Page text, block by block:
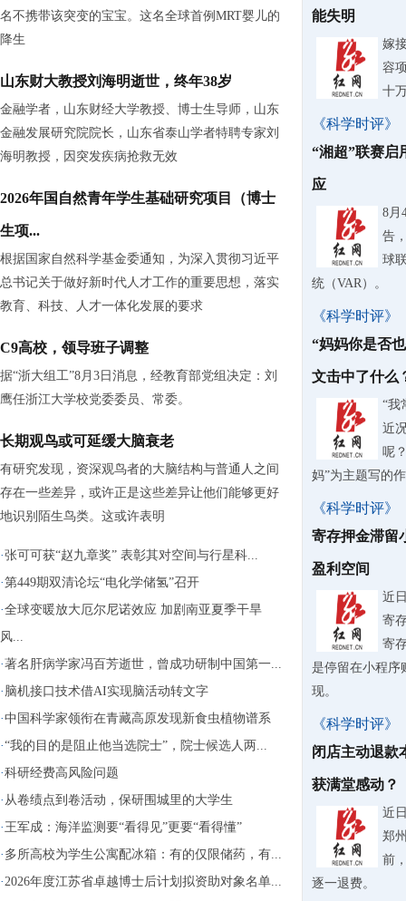
名不携带该突变的宝宝。这名全球首例MRT婴儿的
降生
山东财大教授刘海明逝世，终年38岁
金融学者，山东财经大学教授、博士生导师，山东
金融发展研究院院长，山东省泰山学者特聘专家刘
海明教授，因突发疾病抢救无效
2026年国自然青年学生基础研究项目（博士
生项...
根据国家自然科学基金委通知，为深入贯彻习近平
总书记关于做好新时代人才工作的重要思想，落实
教育、科技、人才一体化发展的要求
C9高校，领导班子调整
据“浙大组工”8月3日消息，经教育部党组决定：刘
鹰任浙江大学校党委委员、常委。
长期观鸟或可延缓大脑衰老
有研究发现，资深观鸟者的大脑结构与普通人之间
存在一些差异，或许正是这些差异让他们能够更好
地识别陌生鸟类。这或许表明
·张可可获“赵九章奖” 表彰其对空间与行星科...
·第449期双清论坛“电化学储氢”召开
·全球变暖放大厄尔尼诺效应 加剧南亚夏季干旱
风...
·著名肝病学家冯百芳逝世，曾成功研制中国第一...
· 脑机接口技术借AI实现脑活动转文字
·中国科学家领衔在青藏高原发现新食虫植物谱系
·“我的目的是阻止他当选院士”，院士候选人两...
·科研经费高风险问题
· 从卷绩点到卷活动，保研围城里的大学生
· 王军成：海洋监测要“看得见”更要“看得懂”
· 多所高校为学生公寓配冰箱：有的仅限储药，有...
·2026年度江苏省卓越博士后计划拟资助对象名单...
能失明
嫁
容
十
《科学时评》
“湘超”联赛启
应
8月
告
球
统（VAR）。
《科学时评》
“妈妈你是否
文击中了什么
“我
近
呢
妈”为主题写的
《科学时评》
寄存押金滞留
盈利空间
近
寄
寄
是停留在小程序
现。
《科学时评》
闭店主动退款
获满堂感动？
近
郑
前
逐一退费。